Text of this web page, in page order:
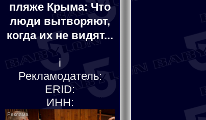
пляже Крыма: Что
люди вытворяют,
когда их не видят...
i
Рекламодатель:
ERID:
ИНН: